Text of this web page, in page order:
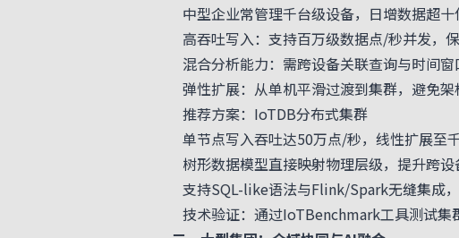
中型企业常管理千台级设备，日增数据超十
高吞吐写入：支持百万级数据点/秒并发，
混合分析能力：需跨设备关联查询与时间窗
弹性扩展：从单机平滑过渡到集群，避免架
推荐方案：IoTDB分布式集群
单节点写入吞吐达50万点/秒，线性扩展至
树形数据模型直接映射物理层级，提升跨设
支持SQL-like语法与Flink/Spark无缝集成，
技术验证：通过IoTBenchmark工具测试集